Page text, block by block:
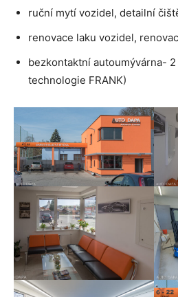
ruční mytí vozidel, detailní
renovace laku vozidel,
bezkontaktní autoumývárna-
technologie FRANK)